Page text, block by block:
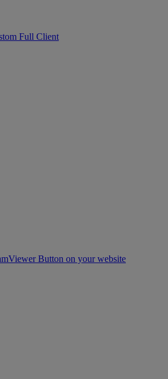
Full Client
Button on your website